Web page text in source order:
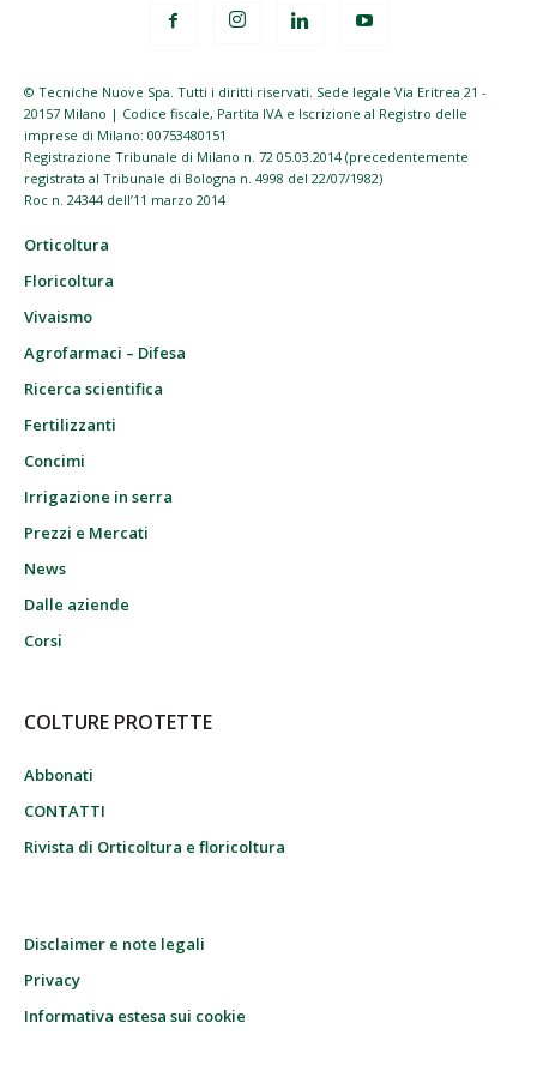
© Tecniche Nuove Spa. Tutti i diritti riservati. Sede legale Via Eritrea 21 -
20157 Milano | Codice fiscale, Partita IVA e Iscrizione al Registro delle
imprese di Milano: 00753480151
Registrazione Tribunale di Milano n. 72 05.03.2014 (precedentemente
registrata al Tribunale di Bologna n. 4998 del 22/07/1982)
Roc n. 24344 dell’11 marzo 2014
Orticoltura
Floricoltura
Vivaismo
Agrofarmaci – Difesa
Ricerca scientifica
Fertilizzanti
Concimi
Irrigazione in serra
Prezzi e Mercati
News
Dalle aziende
Corsi
COLTURE PROTETTE
Abbonati
CONTATTI
Rivista di Orticoltura e floricoltura
Disclaimer e note legali
Privacy
Informativa estesa sui cookie